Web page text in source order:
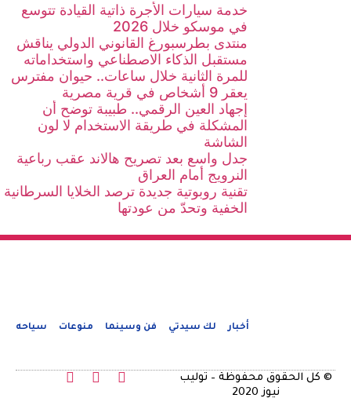
خدمة سيارات الأجرة ذاتية القيادة تتوسع
في موسكو خلال 2026
منتدى بطرسبورغ القانوني الدولي يناقش
مستقبل الذكاء الاصطناعي واستخداماته
للمرة الثانية خلال ساعات.. حيوان مفترس
يعقر 9 أشخاص في قرية مصرية
إجهاد العين الرقمي.. طبيبة توضح أن
المشكلة في طريقة الاستخدام لا لون
الشاشة
جدل واسع بعد تصريح هالاند عقب رباعية
النرويج أمام العراق
تقنية روبوتية جديدة ترصد الخلايا السرطانية
الخفية وتحدّ من عودتها
أخبار لك سيدتي فن وسينما منوعات سياحه
© كل الحقوق محفوظة – توليب
نيوز 2020